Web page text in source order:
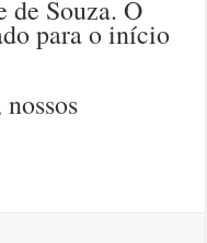
Souza. O
para o início